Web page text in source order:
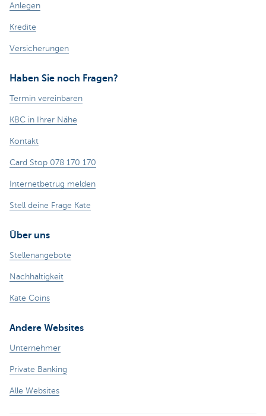
Anlegen
Kredite
Versicherungen
Haben Sie noch Fragen?
Termin vereinbaren
KBC in Ihrer Nähe
Kontakt
Card Stop 078 170 170
Internetbetrug melden
Stell deine Frage Kate
Über uns
Stellenangebote
Nachhaltigkeit
Kate Coins
Andere Websites
Unternehmer
Private Banking
Alle Websites